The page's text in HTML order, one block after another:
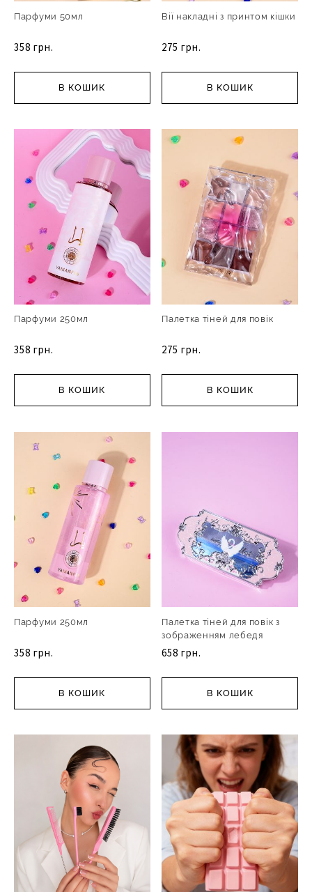
Парфуми 50мл
358 грн.
В КОШИК
Вії накладні з принтом кішки
275 грн.
В КОШИК
Парфуми 250мл
358 грн.
В КОШИК
Палетка тіней для повік
275 грн.
В КОШИК
Парфуми 250мл
358 грн.
В КОШИК
Палетка тіней для повік з
зображенням лебедя
658 грн.
В КОШИК